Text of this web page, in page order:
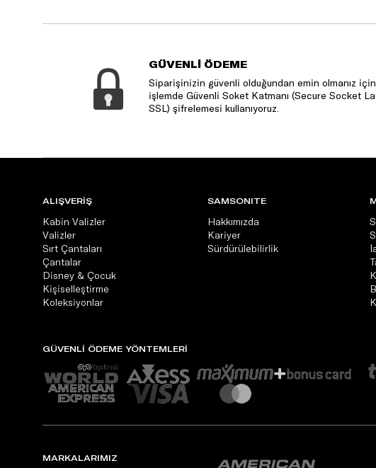
GÜVENLİ ÖDEME
Siparişinizin güvenli olduğundan emin olmanız
işlemde Güvenli Soket Katmanı (Secure Socket
SSL) şifrelemesi kullanıyoruz.
ALIŞVERİŞ
Kabin Valizler
Valizler
Sırt Çantaları
Çantalar
Disney & Çocuk
Kişiselleştirme
Koleksiyonlar
SAMSONITE
Hakkımızda
Kariyer
Sürdürülebilirlik
GÜVENLİ ÖDEME YÖNTEMLERİ
MARKALARIMIZ